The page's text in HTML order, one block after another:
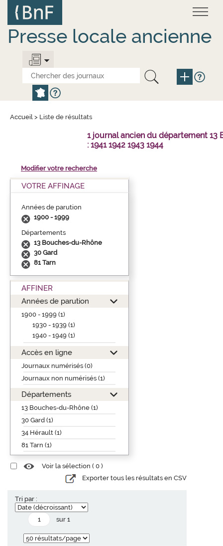
contenu
principal
Presse locale ancienne
Accueil > Liste de résultats
1 journal ancien du département
: 1941 1942 1943 1944
Modifier votre recherche
VOTRE AFFINAGE
Années de parution
1900 - 1999
Départements
13 Bouches-du-Rhône
30 Gard
81 Tarn
AFFINER
Années de parution
1900 - 1999 (1)
1930 - 1939 (1)
1940 - 1949 (1)
Accès en ligne
Journaux numérisés (0)
Journaux non numérisés (1)
Départements
13 Bouches-du-Rhône (1)
30 Gard (1)
34 Hérault (1)
81 Tarn (1)
Voir la sélection ( 0 )
Exporter tous les résultats en CSV
Tri par :
sur 1
Panneau de gestion des cookies